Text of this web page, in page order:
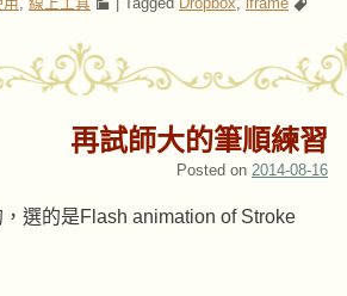
再試師大的筆順練習
Posted on 2014-08-16
選的是Flash animation of Stroke